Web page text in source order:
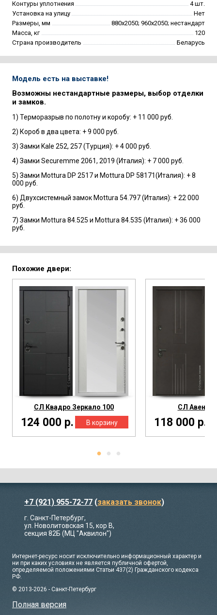
Контуры уплотнения
4 шт.
Установка на улицу
Нет
Размеры, мм
880х2050; 960х2050; нестандарт
Масса, кг
120
Страна производитель
Беларусь
Модель есть на выставке!
Возможны нестандартные размеры, выбор отделки
и замков.
1) Терморазрыв по полотну и коробу: + 11 000 руб.
2) Короб в два цвета: + 9 000 руб.
3) Замки Kale 252, 257 (Турция): + 4 000 руб.
4) Замки Securemme 2061, 2019 (Италия): + 7 000 руб.
5) Замки Mottura DP 2517 и Mottura DP 58171(Италия): + 8
000 руб.
6) Двухсистемный замок Mottura 54.797 (Италия): + 22 000
руб.
7) Замки Mottura 84.525 и Mottura 84.535 (Италия): + 36 000
руб.
Похожие двери:
СЛ Квадро Зеркало 100
124 000 р.
СЛ Авеню
118 000 р.
+7 (921) 955-72-77 (заказать звонок)
г. Санкт-Петербург,
ул. Новолитовская 15, кор В,
секция 82Б (МЦ "Аквилон")
Интернет-ресурс носит исключительно информационный характер и
ни при каких условиях не является публичной офертой,
определяемой положениями Статьи 437(2) Гражданского кодекса
РФ.
© 2013-2026 - Санкт-Петербург
Полная версия